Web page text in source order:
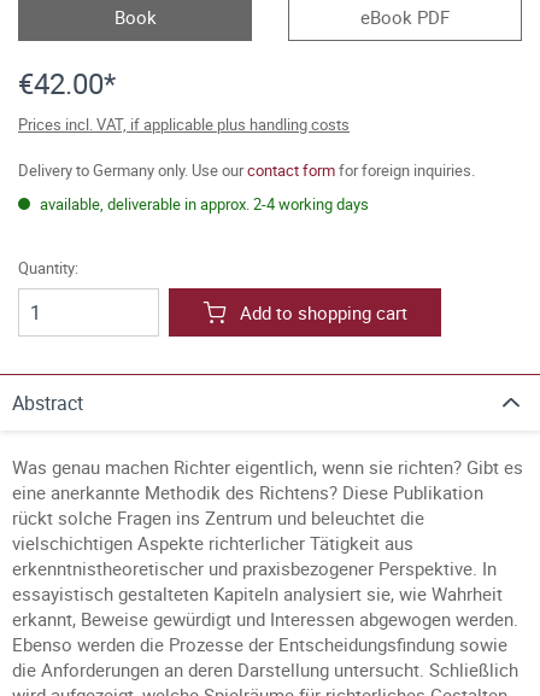
Book eBook PDF
€42.00*
Prices incl. VAT, if applicable plus handling costs
Delivery to Germany only. Use ourcontact formfor foreign inquiries.
available, deliverable in approx. 2-4 working days
Quantity:
Add to shopping cart
Abstract
Was genau machen Richter eigentlich, wenn sie richten? Gibt es
eine anerkannte Methodik des Richtens? Diese Publikation
rückt solche Fragen ins Zentrum und beleuchtet die
vielschichtigen Aspekte richterlicher Tätigkeit aus
erkenntnistheoretischer und praxisbezogener Perspektive. In
essayistisch gestalteten Kapiteln analysiert sie, wie Wahrheit
erkannt, Beweise gewürdigt und Interessen abgewogen werden.
Ebenso werden die Prozesse der Entscheidungsfindung sowie
die Anforderungen an deren Darstellung untersucht. Schließlich